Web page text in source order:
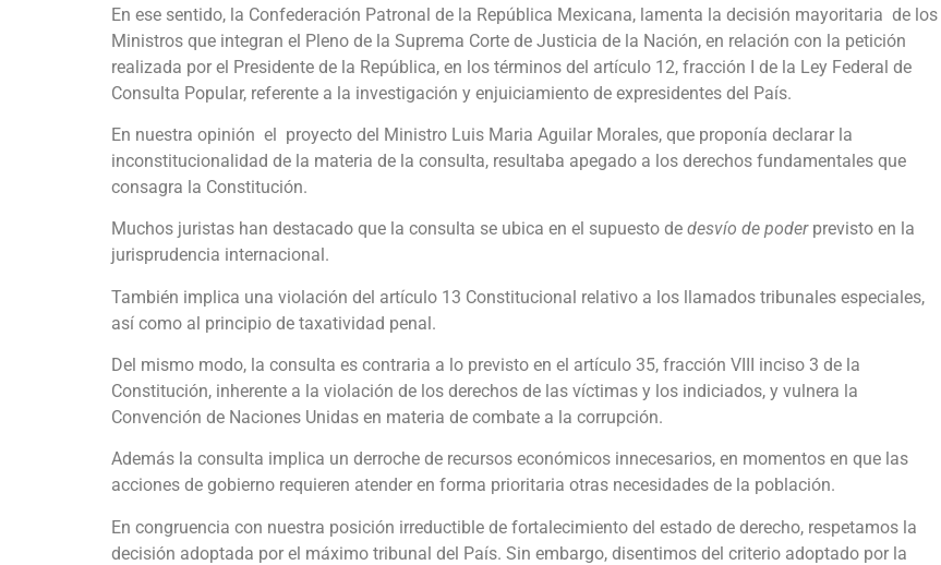
En ese sentido, la Confederación Patronal de la República Mexicana, lamenta la decisión mayoritaria de los
Ministros que integran el Pleno de la Suprema Corte de Justicia de la Nación, en relación con la petición
realizada por el Presidente de la República, en los términos del artículo 12, fracción I de la Ley Federal de
Consulta Popular, referente a la investigación y enjuiciamiento de expresidentes del País.
En nuestra opinión el proyecto del Ministro Luis Maria Aguilar Morales, que proponía declarar la
inconstitucionalidad de la materia de la consulta, resultaba apegado a los derechos fundamentales que
consagra la Constitución.
Muchos juristas han destacado que la consulta se ubica en el supuesto de desvío de poder previsto en la
jurisprudencia internacional.
También implica una violación del artículo 13 Constitucional relativo a los llamados tribunales especiales,
así como al principio de taxatividad penal.
Del mismo modo, la consulta es contraria a lo previsto en el artículo 35, fracción VIII inciso 3 de la
Constitución, inherente a la violación de los derechos de las víctimas y los indiciados, y vulnera la
Convención de Naciones Unidas en materia de combate a la corrupción.
Además la consulta implica un derroche de recursos económicos innecesarios, en momentos en que las
acciones de gobierno requieren atender en forma prioritaria otras necesidades de la población.
En congruencia con nuestra posición irreductible de fortalecimiento del estado de derecho, respetamos la
decisión adoptada por el máximo tribunal del País. Sin embargo, disentimos del criterio adoptado por la